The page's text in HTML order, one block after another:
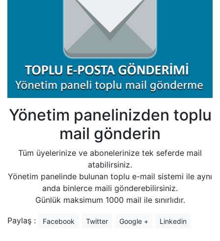
Yönetim panelinizden toplu
mail gönderin
Tüm üyelerinize ve abonelerinize tek seferde mail
atabilirsiniz.
Yönetim panelinde bulunan toplu e-mail sistemi ile aynı
anda binlerce maili gönderebilirsiniz.
Günlük maksimum 1000 mail ile sınırlıdır.
Paylaş : Facebook Twitter Google + Linkedin